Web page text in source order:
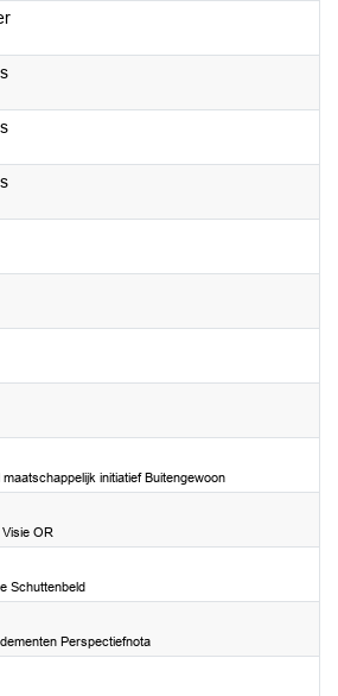
2024
2024
2024
2024
initiatief Buitengewoon
OR
Schuttenbeld
Perspectiefnota